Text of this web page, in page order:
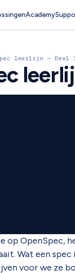
Academy
leerlijn — Deel
op OpenSpec,
Wat een spec
voor we ze